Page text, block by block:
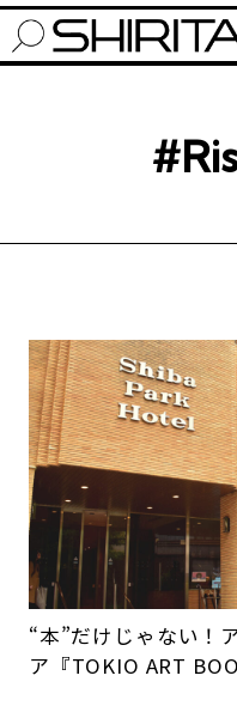
“本”だけじゃない！
ア『TOKIO ART